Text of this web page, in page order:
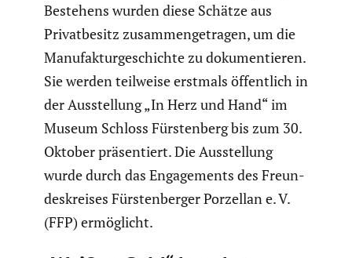
Bestehens wurden diese Schätze aus
Privat­be­sitz zusam­men­ge­tragen, um die
Manufak­tur­ge­schichte zu dokumen­tieren.
Sie werden teilweise erstmals öffent­lich in
der Ausstel­lung „In Herz und Hand“ im
Museum Schloss Fürsten­berg bis zum 30.
Oktober präsen­tiert. Die Ausstel­lung
wurde durch das Engage­ments des Freun­
des­kreises Fürsten­berger Porzellan e. V.
(FFP) ermög­licht.